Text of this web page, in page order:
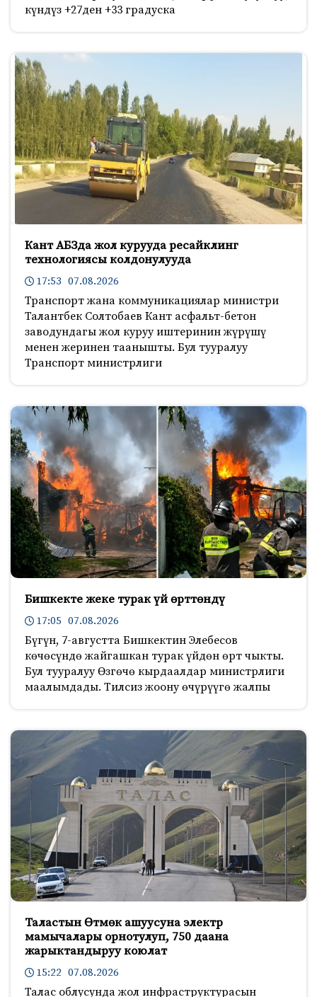
күндүз +27ден +33 градуска
Кант АБЗда жол курууда ресайклинг
технологиясы колдонулууда
17:53 07.08.2026
Транспорт жана коммуникациялар министри
Талантбек Солтобаев Кант асфальт-бетон
заводундагы жол куруу иштеринин жүрүшү
менен жеринен таанышты. Бул тууралуу
Транспорт министрлиги
Бишкекте жеке турак үй өрттөндү
17:05 07.08.2026
Бүгүн, 7-августта Бишкектин Элебесов
көчөсүндө жайгашкан турак үйдөн өрт чыкты.
Бул тууралуу Өзгөчө кырдаалдар министрлиги
маалымдады. Тилсиз жоону өчүрүүгө жалпы
Таластын Өтмөк ашуусуна электр
мамычалары орнотулуп, 750 даана
жарыктандыруу коюлат
15:22 07.08.2026
Талас облусунда жол инфраструктурасын